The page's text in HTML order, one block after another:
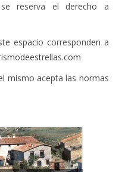
se reserva el derecho a
espacio corresponden a
mismo acepta las normas